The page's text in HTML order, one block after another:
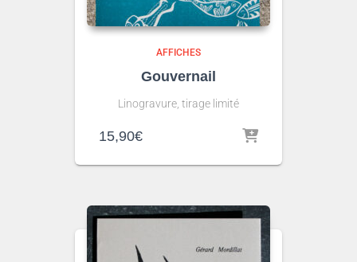
AFFICHES
Gouvernail
Linogravure, tirage limité
15,90€